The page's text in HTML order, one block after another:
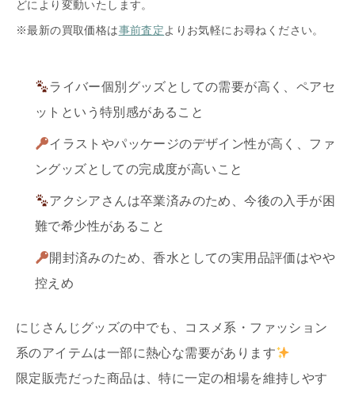
どにより変動いたします。
※最新の買取価格は事前査定よりお気軽にお尋ねください。
ライバー個別グッズとしての需要が高く、ペアセ
ットという特別感があること
イラストやパッケージのデザイン性が高く、ファ
ングッズとしての完成度が高いこと
アクシアさんは卒業済みのため、今後の入手が困
難で希少性があること
開封済みのため、香水としての実用品評価はやや
控えめ
にじさんじグッズの中でも、コスメ系・ファッション
系のアイテムは一部に熱心な需要があります
限定販売だった商品は、特に一定の相場を維持しやす